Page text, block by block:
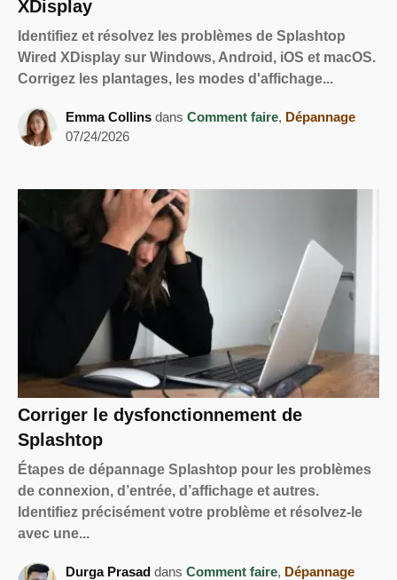
XDisplay
Identifiez et résolvez les problèmes de Splashtop
Wired XDisplay sur Windows, Android, iOS et macOS.
Corrigez les plantages, les modes d'affichage...
Emma Collins dans Comment faire, Dépannage
07/24/2026
Corriger le dysfonctionnement de
Splashtop
Étapes de dépannage Splashtop pour les problèmes
de connexion, d’entrée, d’affichage et autres.
Identifiez précisément votre problème et résolvez-le
avec une...
Durga Prasad dans Comment faire, Dépannage